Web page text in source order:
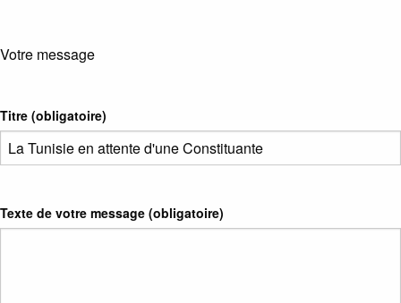
Votre message
Titre (obligatoire)
Texte de votre message (obligatoire)